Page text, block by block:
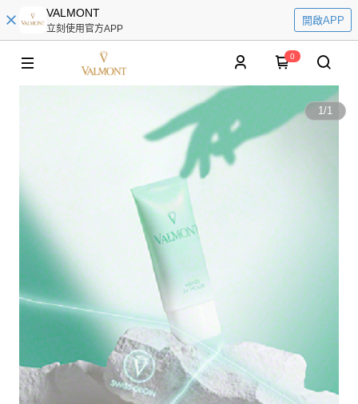
VALMONT
立刻使用官方APP
開啟APP
0
1/1